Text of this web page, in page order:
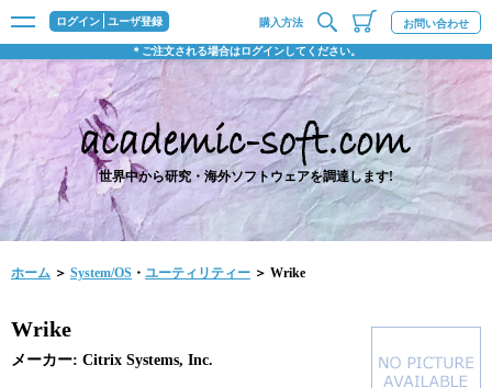
ログイン ユーザ登録
＊ご注文される場合はログインしてください。
購入方法 お問い合わせ
世界中から研究・海外ソフトウェアを調達します!
ホーム ＞ System/OS ・ ユーティリティー ＞ Wrike
Wrike
メーカー: Citrix Systems, Inc.